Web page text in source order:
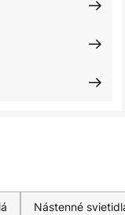
Nástenné